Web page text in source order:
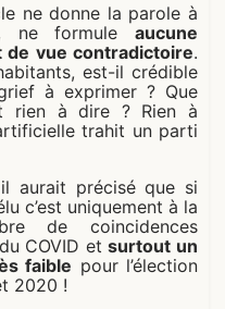
ne donne la parole à
ne formule aucune
de vue contradictoire.
est-il crédible
à exprimer ? Que
rien à dire ? Rien à
trahit un parti
aurait précisé que si
c’est uniquement à la
de coincidences
COVID et surtout un
faible pour l’élection
2020 !